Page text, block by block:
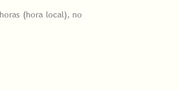
(hora local), no